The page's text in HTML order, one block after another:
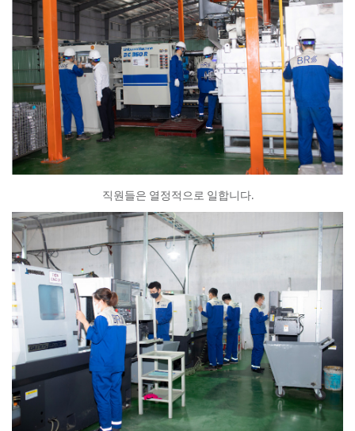
직원들은 열정적으로 일합니다.